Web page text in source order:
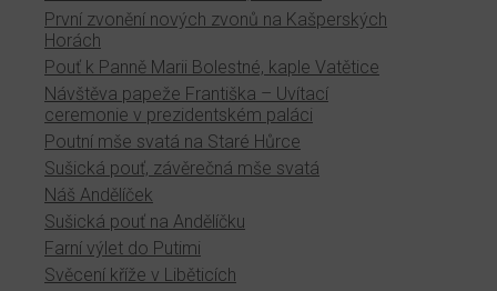
První zvonění nových zvonů na Kašperských
Horách
Pouť k Panně Marii Bolestné, kaple Vatětice
Návštěva papeže Františka – Uvítací
ceremonie v prezidentském paláci
Poutní mše svatá na Staré Hůrce
Sušická pouť, závěrečná mše svatá
Náš Andělíček
Sušická pouť na Andělíčku
Farní výlet do Putimi
Svěcení kříže v Liběticích